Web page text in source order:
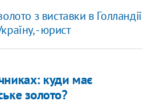
з ​​виставки в Голландії
- юрист
куди має
золото?